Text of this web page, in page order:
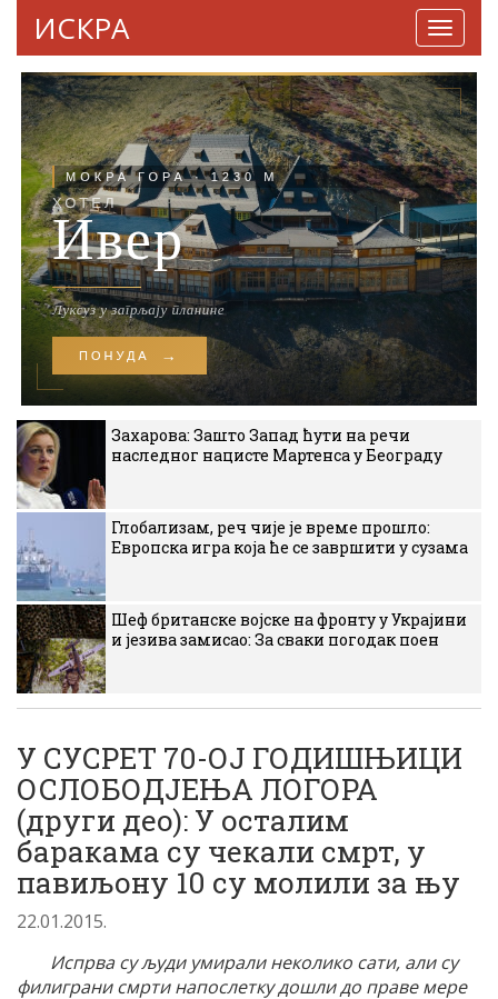
ИСКРА
Захарова: Зашто Запад ћути на речи
наследног нацисте Мартенса у Београду
Глобализам, реч чије је време прошло:
Европска игра која ће се завршити у сузама
Шеф британске војске на фронту у Украјини
и језива замисао: За сваки погодак поен
У СУСРЕТ 70-ОЈ ГОДИШЊИЦИ
ОСЛОБОДЈЕЊА ЛОГОРА
(други део): У осталим
баракама су чекали смрт, у
павиљону 10 су молили за њу
22.01.2015.
Испрва су људи умирали неколико сати, али су
филиграни смрти напослетку дошли до праве мере